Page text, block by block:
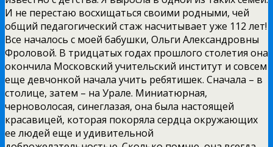
И не перестаю восхищаться своими родными, чей
общий педагогический стаж насчитывает уже 112 лет!
Все началось с моей бабушки, Ольги Александровны
Фроловой. В тридцатых годах прошлого столетия она
окончила Московский учительский институт и совсем
еще девчонкой начала учить ребятишек. Сначала – в
столице, затем – на Урале. Миниатюрная,
черноволосая, синеглазая, она была настоящей
красавицей, которая покоряла сердца окружающих
ее людей еще и удивительной